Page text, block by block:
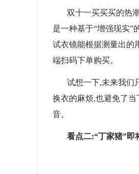
双十一买买买的热
是一种基于“增强现实”
试衣镜能根据测量出的
端扫码下单购买。
试想一下,未来我们
换衣的麻烦,也避免了
音。
看点二:“丁家猪”即